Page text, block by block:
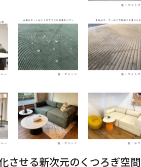
させる新次元のくつろぎ空間